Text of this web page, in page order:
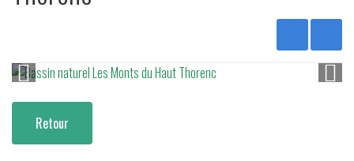
Retour